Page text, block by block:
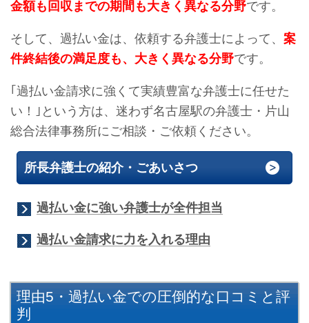
金額も回収までの期間も大きく異なる分野です。
そして、過払い金は、依頼する弁護士によって、 案
件終結後の満足度も、大きく異なる分野です。
｢過払い金請求に強くて実績豊富な弁護士に任せた
い！｣という方は、迷わず名古屋駅の弁護士・片山
総合法律事務所にご相談・ご依頼ください。
所長弁護士の紹介・ごあいさつ
過払い金に強い弁護士が全件担当
過払い金請求に力を入れる理由
理由5・過払い金での圧倒的な口コミと評
判